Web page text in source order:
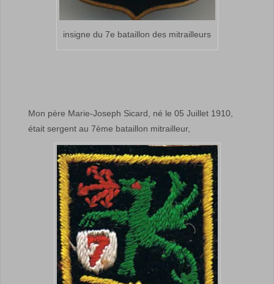
insigne du 7e bataillon des mitrailleurs
Mon père Marie-Joseph Sicard, né le 05 Juillet 1910
était sergent au 7ème bataillon mitrailleur,